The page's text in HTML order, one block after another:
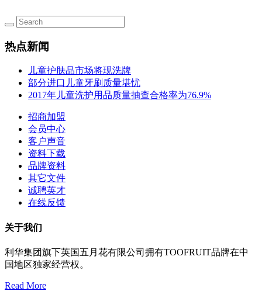
热点新闻
儿童护肤品市场将现洗牌
部分进口儿童牙刷质量堪忧
2017年儿童洗护用品质量抽查合格率为76.9%
招商加盟
会员中心
客户声音
资料下载
品牌资料
其它文件
诚聘英才
在线反馈
关于我们
利华集团旗下英国五月花有限公司拥有TOOFRUIT品牌在中
国地区独家经营权。
Read More